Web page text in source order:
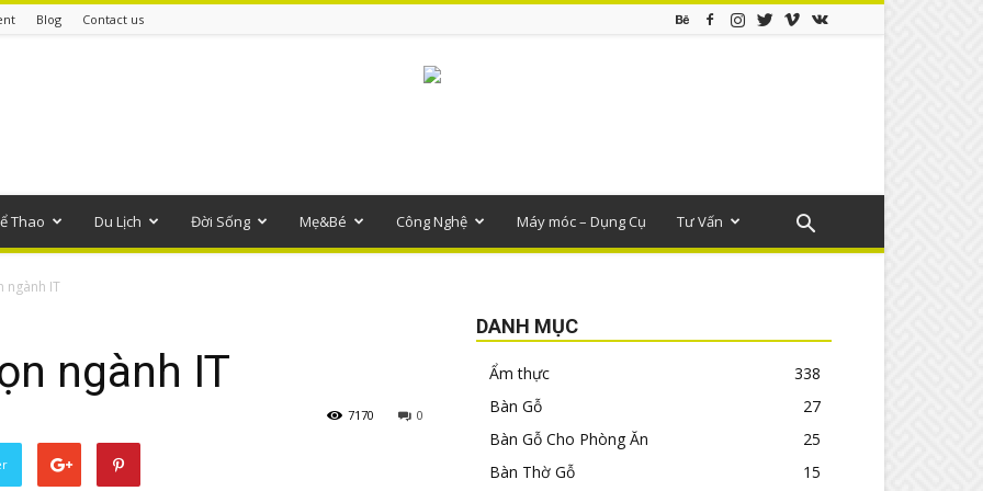
Blog Contact us
Thao Du Lịch Đời Sống Mẹ&Bé Công Nghệ Máy móc – Dụng Cụ Tư Vấn
ngành IT
ngành IT
0
7170
DANH MỤC
Ẩm thực
338
Bàn Gỗ
27
Bàn Gỗ Cho Phòng Ăn
25
Bàn Thờ Gỗ
15